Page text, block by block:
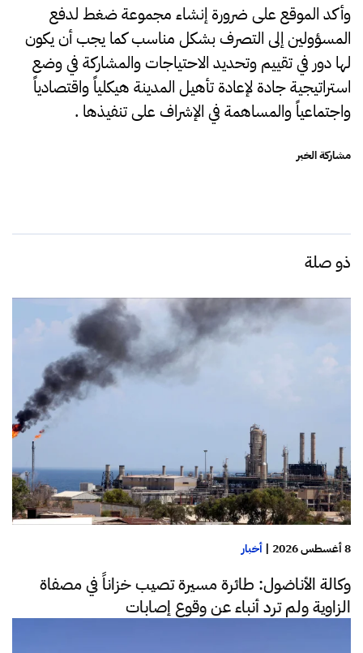
وأكد الموقع على ضرورة إنشاء مجموعة ضغط لدفع
المسؤولين إلى التصرف بشكل مناسب كما يجب أن يكون
لها دور في تقييم وتحديد الاحتياجات والمشاركة في وضع
استراتيجية جادة لإعادة تأهيل المدينة هيكلياً واقتصادياً
واجتماعياً والمساهمة في الإشراف على تنفيذها .
مشاركة الخبر
ذو صلة
8 أغسطس 2026 | أخبار
وكالة الأناضول: طائرة مسيرة تصيب خزاناً في مصفاة
الزاوية ولم ترد أنباء عن وقوع إصابات